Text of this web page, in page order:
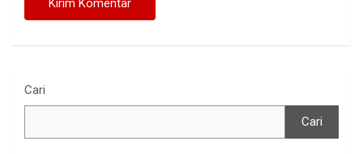
Cari
Cari